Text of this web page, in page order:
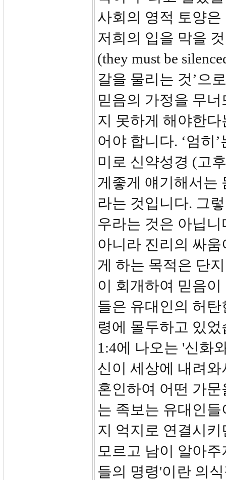
사회의 영적 토양
저희의 입을 막을
(they must be
갈을 물리는 것’으
믿음의 가정을 무
지 못하게 해야한
어야 합니다. ‘엄히’
미로 신약성경 (고
게좋게 얘기해서는
라는 것입니다. 그
우라는 것은 아닙
아니라 진리의 싸
게 하는 목적은 단
이 회개하여 믿음
들은 유대인의 허
령에 몰두하고 있
1:4에 나오는 '신화
신이 세상에 내려
혼인하여 어떤 가
는 족보는 유대인
지 억지로 연결시
모르고 남이 알아
들의 명령'이란 의